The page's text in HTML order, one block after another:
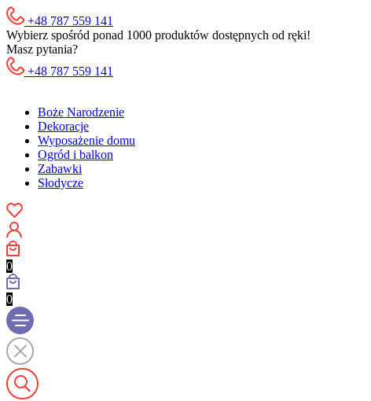
+48 787 559 141
Wybierz spośród ponad 1000 produktów dostępnych od ręki!
Masz pytania?
+48 787 559 141
Boże Narodzenie
Dekoracje
Wyposażenie domu
Ogród i balkon
Zabawki
Słodycze
0
0